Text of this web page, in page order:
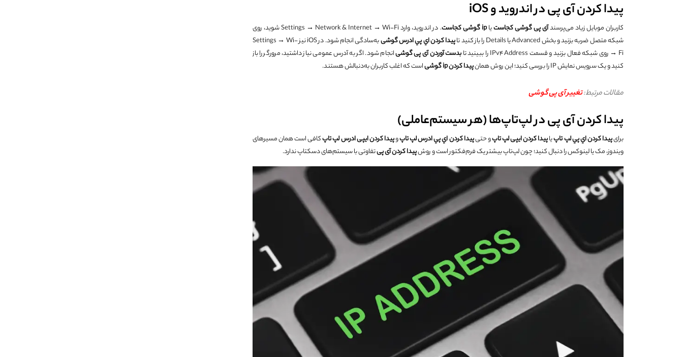
پیدا کردن آی پی در اندروید و iOS
کاربران موبایل زیاد می‌پرسندآی پی گوشی کجاستیاipگوشی کجاست
. در اندروید، وارد Settings → Network & Internet → Wi-Fi شوید، روی
شبکه متصل ضربه بزنید و بخش Advanced یا Details را باز کنید تا
پيدا كردن اي پي ادرس گوشی
به‌سادگی انجام شود. در iOS نیز Settings → Wi-
Fi → روی شبکه فعال بزنید و قسمت IPv4 Address را ببینید تا
بدست آوردن آی پی گوشیانجام شود. اگر به آدرس عمومی نیاز داشتید، مرورگر را باز
کنید و یک سرویس نمایش IP را بررسی کنید؛ این روش همان
پیدا کردنip گوشیاست که اغلب کاربران به‌دنبالش هستند.
مقالات مرتبط:‌تغییر آی پی گوشی
پیدا کردن آی پی در لپ‌تاپ‌ها (هر سیستم‌عاملی)
برایپيدا كردن اي پي لپ تاپیاپيدا كردن ایپی لپ تاپو حتیپيدا كردن اي پي ادرس لپ تاپوپيدا كردن ایپی ادرس لپ تاپکافی است همان مسیرهای
ویندوز، مک یا لینوکس را دنبال کنید؛ چون لپ‌تاپ بیشتر یک فرم‌فکتور است و روشپیدا کردن آی پیتفاوتی با سیستم‌های دسکتاپ ندارد.